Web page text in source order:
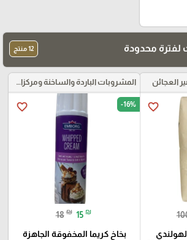
محدودة 12 منتج
العجائن
favorite_border
المشروبات الباردة والساخنة ومركزات الموهيتو
favorite_border -16%
18 ₪ 15 ₪
بخاخ كريما المخفوقة الجاهزة